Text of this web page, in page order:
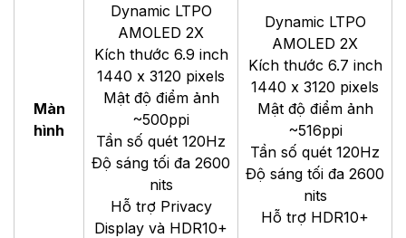
Màn
hình
Dynamic LTPO
AMOLED 2X
Kích thước 6.9 inch
1440 x 3120 pixels
Mật độ điểm ảnh
~500ppi
Tần số quét 120Hz
Độ sáng tối đa 2600
nits
Hỗ trợ Privacy
Display và HDR10+
Dynamic LTPO
AMOLED 2X
Kích thước 6.7 inch
1440 x 3120 pixels
Mật độ điểm ảnh
~516ppi
Tần số quét 120Hz
Độ sáng tối đa 2600
nits
Hỗ trợ HDR10+